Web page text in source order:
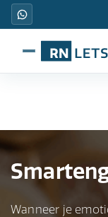
Wanneer je